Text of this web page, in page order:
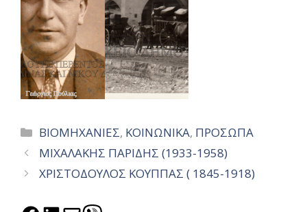
Categories
ΒΙΟΜΗΧΑΝΙΕΣ, ΚΟΙΝΩΝΙΚΑ, ΠΡΟΣΩΠΑ
ΜΙΧΑΛΑΚΗΣ ΠΑΡΙΔΗΣ (1933-1958)
ΧΡΙΣΤΟΔΟΥΛΟΣ ΚΟΥΠΠΑΣ ( 1845-1918)